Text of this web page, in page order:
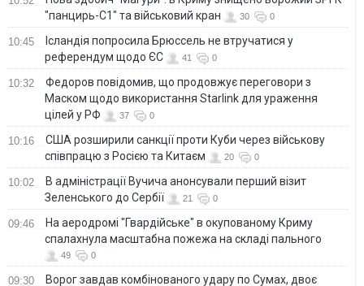
"панцирь-С1" та військовий кран
30 0
10:45
Ісландія попросила Брюссель не втручатися у
референдум щодо ЄС
41 0
10:32
Федоров повідомив, що продовжує переговори з
Маском щодо використання Starlink для ураження
цілей у РФ
37 0
10:16
США розширили санкції проти Куби через військову
співпрацю з Росією та Китаєм
20 0
10:02
В адміністрації Вучича анонсували перший візит
Зеленського до Сербії
21 0
09:46
На аеродромі "Гвардійське" в окупованому Криму
спалахнула масштабна пожежа на складі пального
49 0
09:30
Ворог завдав комбінованого удару по Сумах, двоє